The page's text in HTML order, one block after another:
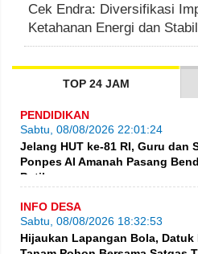
Cek Endra: Diversifikasi
Ketahanan Energi dan
TOP 24 JAM
PENDIDIKAN
Sabtu, 08/08/2026 22:01:24
Jelang HUT ke-81 RI, Guru dan
Ponpes Al Amanah Pasang
Putih
INFO DESA
Sabtu, 08/08/2026 18:32:53
Hijaukan Lapangan Bola, Datuk